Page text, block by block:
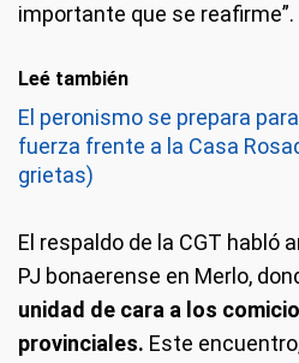
importante que se reafirme”.
Leé también
El peronismo se prepara
fuerza frente a la Casa
grietas)
El respaldo de la CGT habló
PJ bonaerense en Merlo,
unidad de cara a los
provinciales. Este